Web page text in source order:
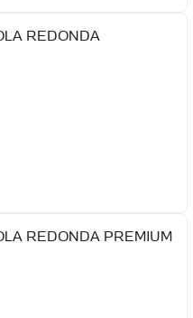
REDONDA
CAMISA GOLA REDONDA PREMIUM